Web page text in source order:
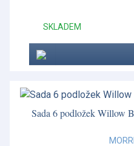
SKLADEM
Sada 6 podložek Willow